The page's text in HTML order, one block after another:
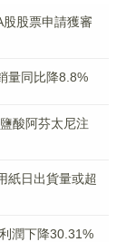
股票申請獲審
量同比降8.8%
酸阿芬太尼注
紙日出貨量或超
潤下降30.31%